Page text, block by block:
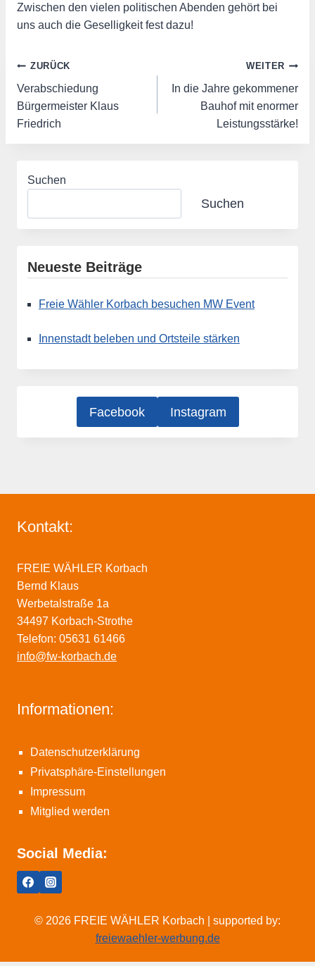
Zwischen den vielen politischen Abenden gehört bei
uns auch die Geselligkeit fest dazu!
Beitragsnavigation
ZURÜCK
Verabschiedung
Bürgermeister Klaus
Friedrich
WEITER
In die Jahre gekommener
Bauhof mit enormer
Leistungsstärke!
Suchen
Suchen
Neueste Beiträge
Freie Wähler Korbach besuchen MW Event
Innenstadt beleben und Ortsteile stärken
Facebook Instagram
Kontakt:
FREIE WÄHLER Korbach
Bernd Klaus
Werbetalstraße 1a
34497 Korbach-Strothe
Telefon: 05631 61466
info@fw-korbach.de
Informationen:
Datenschutzerklärung
Privatsphäre-Einstellungen
Impressum
Mitglied werden
Social Media:
© 2026 FREIE WÄHLER Korbach | supported by:
freiewaehler-werbung.de